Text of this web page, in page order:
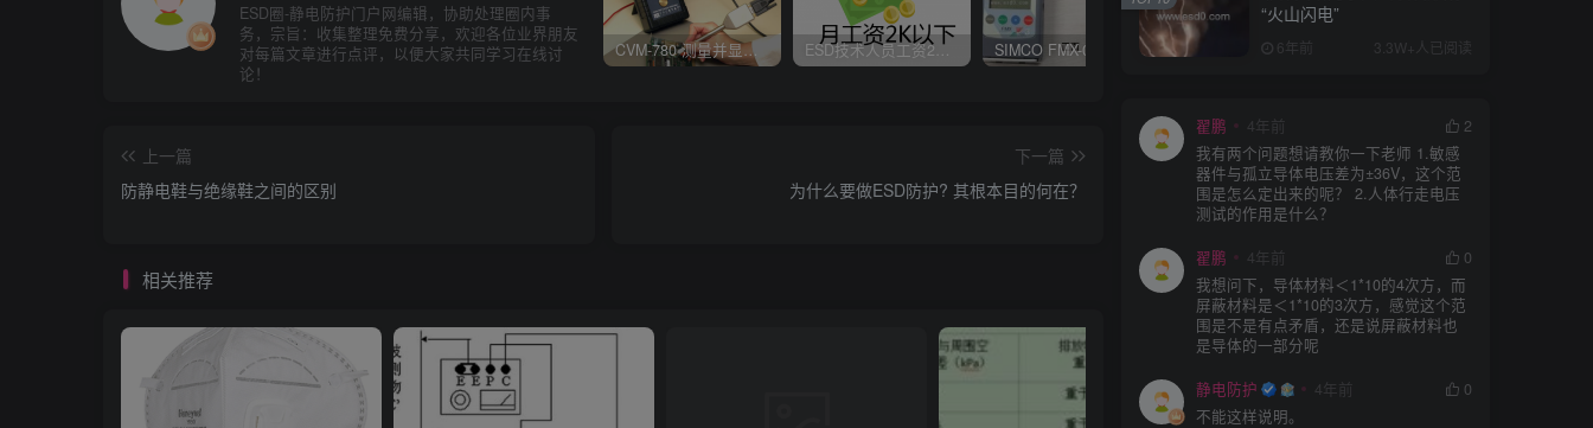
ESD圈-静电防护门户网编辑，协助处理圈内事
务，宗旨：收集整理免费分享，欢迎各位业界朋友
对每篇文章进行点评，以便大家共同学习在线讨
论！
CVM-780 测量并显示实时静电压数据、操作说明 ESD技术人员工资2K以下，你相信吗？ SIMCO FMX-003/004测试仪器真假辨别
上一篇
防静电鞋与绝缘鞋之间的区别
下一篇
为什么要做ESD防护? 其根本目的何在？
相关推荐
“火山闪电”
6年前 3.3W+人已阅读
翟鹏 4年前
2
我有两个问题想请教你一下老师 1.敏感
器件与孤立导体电压差为±36V，这个范
围是怎么定出来的呢？ 2.人体行走电压
测试的作用是什么？
翟鹏 4年前
0
我想问下，导体材料＜1*10的4次方，而
屏蔽材料是＜1*10的3次方，感觉这个范
围是不是有点矛盾，还是说屏蔽材料也
是导体的一部分呢
静电防护 4年前
0
不能这样说明。